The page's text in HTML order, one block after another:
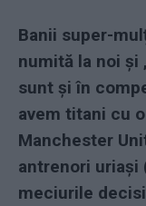
Banii super-
numită la noi și
sunt și în
avem titani cu
Manchester
antrenori uriași
meciurile